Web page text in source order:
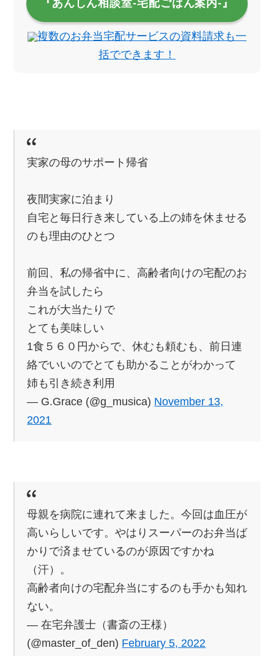
『あんしん相談室‐宅配ごはん案内‐』
複数のお弁当宅配サービスの資料請求も一
括でできます！
実家の母のサポート帰省
夜間実家に泊まり
自宅と毎日行き来している上の姉を休ませる
のも理由のひとつ
前回、私の帰省中に、高齢者向けの宅配のお
弁当を試したら
これが大当たりで
とても美味しい
1食５６０円からで、休むも頼むも、前日連
絡でいいのでとても助かることがわかって
姉も引き続き利用
— G.Grace (@g_musica) November 13,
2021
母親を病院に連れて来ました。今回は血圧が
高いらしいです。やはりスーパーのお弁当ば
かりで済ませているのが原因ですかね
（汗）。
高齢者向けの宅配弁当にするのも手かも知れ
ない。
— 在宅弁護士（書斎の王様）
(@master_of_den) February 5, 2022